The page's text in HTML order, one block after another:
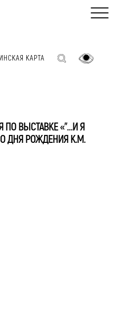
КАРТА
ПО ВЫСТАВКЕ «”…И Я
ДНЯ РОЖДЕНИЯ К.М.